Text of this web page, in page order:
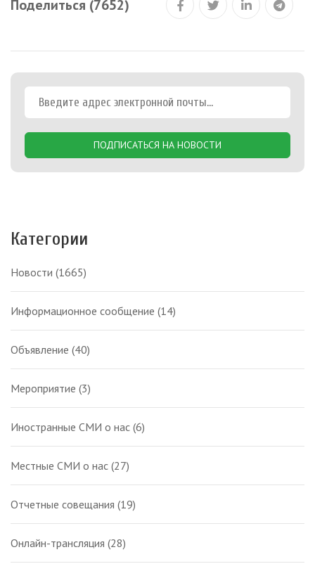
Поделиться (7652)
ПОДПИСАТЬСЯ НА НОВОСТИ
Категории
Новости (1665)
Информационное сообщение (14)
Объявление (40)
Мероприятие (3)
Иностранные СМИ о нас (6)
Местные СМИ о нас (27)
Отчетные совещания (19)
Онлайн-трансляция (28)